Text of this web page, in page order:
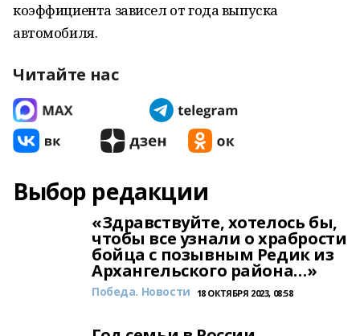
коэффициента зависел от года выпуска
автомобиля.
Читайте нас
Выбор редакции
«Здравствуйте, хотелось бы,
чтобы все узнали о храбрости
бойца с позывным Редик из
Архангельского района…»
Победа. Новости 18 ОКТЯБРЯ 2023, 08:58